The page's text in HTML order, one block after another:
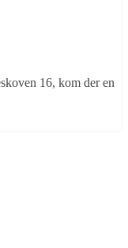
16, kom der en